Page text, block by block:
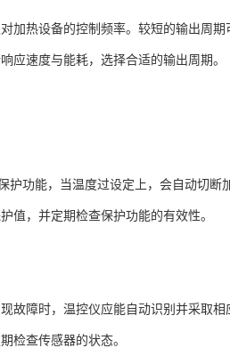
加热设备的控制频率。较短的输出周
应速度与能耗，选择合适的输出周期。
护功能，当温度过设定上，会自动切
值，并定期检查保护功能的有效性。
故障时，温控仪应能自动识别并采取
检查传感器的状态。